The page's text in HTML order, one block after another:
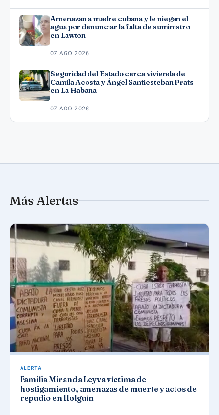
Amenazan a madre cubana y le niegan el
agua por denunciar la falta de suministro
en Lawton
07 AGO 2026
Seguridad del Estado cerca vivienda de
Camila Acosta y Ángel Santiesteban Prats
en La Habana
07 AGO 2026
Más Alertas
ALERTA
Familia Miranda Leyva víctima de
hostigamiento, amenazas de muerte y actos de
repudio en Holguín